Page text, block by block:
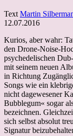
Text Martin
12.07.2016
Kurios, aber wahr:
den Drone-Noise-
psychedelischen
mit seinem neuen
in Richtung
Songs wie ein
nicht dagewesener
Bubblegum« sogar
bezeichnen.
sich selbst absolut
Signatur